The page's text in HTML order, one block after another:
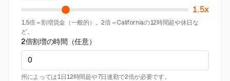
1.5x
1.5倍＝割増賃金（一般的）。2倍＝Californiaの12時間超や休日な
ど。
2倍割増の時間（任意）
州によっては1日12時間超や7日連勤で2倍が必要です。